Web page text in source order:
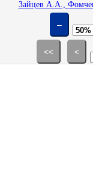
Зайцев А.А.,
течения
сферических слоев
–
<< <